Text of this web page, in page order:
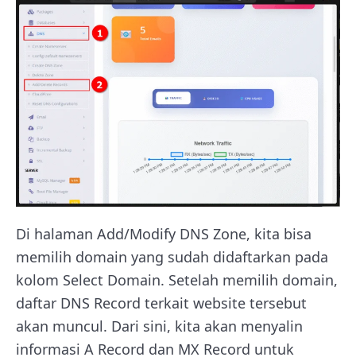
Di halaman Add/Modify DNS Zone, kita bisa
memilih domain yang sudah didaftarkan pada
kolom Select Domain. Setelah memilih domain,
daftar DNS Record terkait website tersebut
akan muncul. Dari sini, kita akan menyalin
informasi A Record dan MX Record untuk